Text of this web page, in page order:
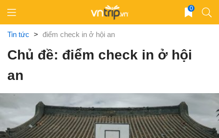
content
0
Tin tức > điểm check in ở hội an
Chủ đề: điểm check in ở hội
an